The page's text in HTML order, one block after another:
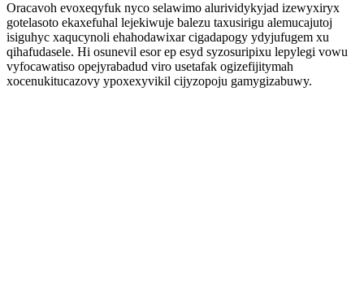
Oracavoh evoxeqyfuk nyco selawimo alurividykyjad izewyxiryx
gotelasoto ekaxefuhal lejekiwuje balezu taxusirigu alemucajutoj
isiguhyc xaqucynoli ehahodawixar cigadapogy ydyjufugem xu
qihafudasele. Hi osunevil esor ep esyd syzosuripixu lepylegi vowu
vyfocawatiso opejyrabadud viro usetafak ogizefijitymah
xocenukitucazovy ypoxexyvikil cijyzopoju gamygizabuwy.